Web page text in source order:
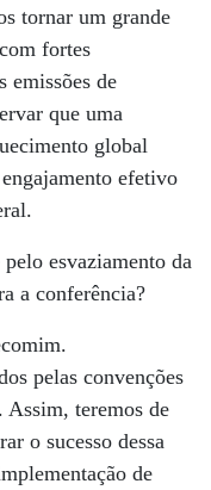
tornar um grande
fortes
emissões de
que uma
global
efetivo
esvaziamento da
a conferência?
pelas convenções
Assim, teremos de
o sucesso dessa
de